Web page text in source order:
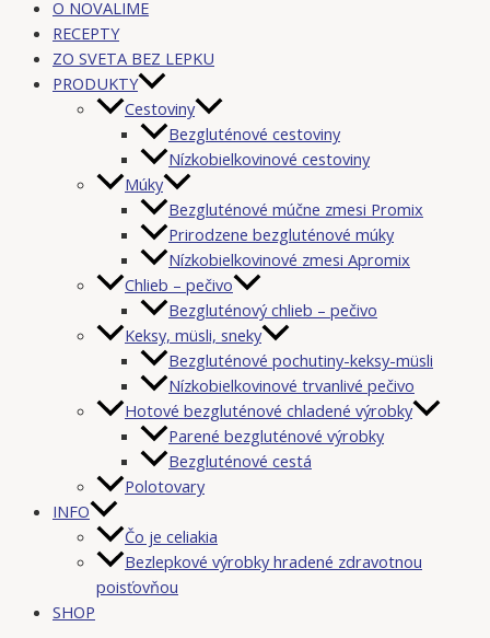
O NOVALIME
RECEPTY
ZO SVETA BEZ LEPKU
PRODUKTY
Cestoviny
Bezgluténové cestoviny
Nízkobielkovinové cestoviny
Múky
Bezgluténové múčne zmesi Promix
Prirodzene bezgluténové múky
Nízkobielkovinové zmesi Apromix
Chlieb – pečivo
Bezgluténový chlieb – pečivo
Keksy, müsli, sneky
Bezgluténové pochutiny-keksy-müsli
Nízkobielkovinové trvanlivé pečivo
Hotové bezgluténové chladené výrobky
Parené bezgluténové výrobky
Bezgluténové cestá
Polotovary
INFO
Čo je celiakia
Bezlepkové výrobky hradené zdravotnou
poisťovňou
SHOP